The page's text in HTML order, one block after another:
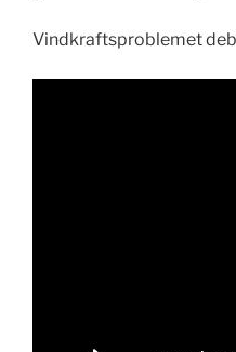
Vindkraftsproblemet